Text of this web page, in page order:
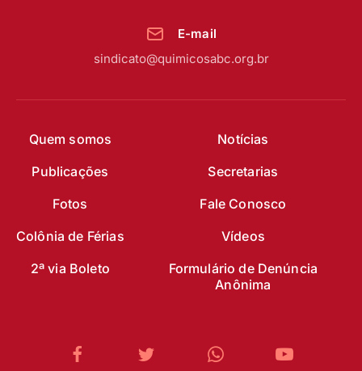
Quem somos
Notícias
Publicações
Secretarias
Fotos
Fale Conosco
Colônia de Férias
Vídeos
2ª via Boleto
Formulário de Denúncia
Anônima
E-mail
sindicato@quimicosabc.org.br